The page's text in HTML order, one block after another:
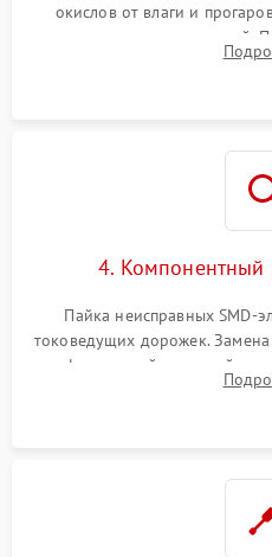
окислов от влаги и
дежурных напряжений.
мультиконтроллера,
4. Компонентный
Пайка неисправных SMD-
токоведущих дорожек. Замена
инфракрасной паяльной
BIOS или замена